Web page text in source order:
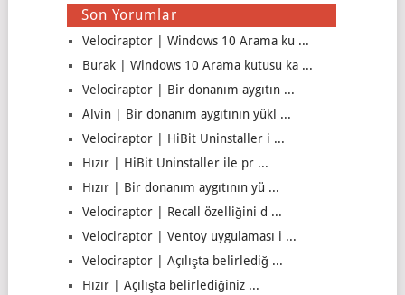
Son Yorumlar
Velociraptor | Windows 10 Arama ku ...
Burak | Windows 10 Arama kutusu ka ...
Velociraptor | Bir donanım aygıtın ...
Alvin | Bir donanım aygıtının yükl ...
Velociraptor | HiBit Uninstaller i ...
Hızır | HiBit Uninstaller ile pr ...
Hızır | Bir donanım aygıtının yü ...
Velociraptor | Recall özelliğini d ...
Velociraptor | Ventoy uygulaması i ...
Velociraptor | Açılışta belirlediğ ...
Hızır | Açılışta belirlediğiniz ...